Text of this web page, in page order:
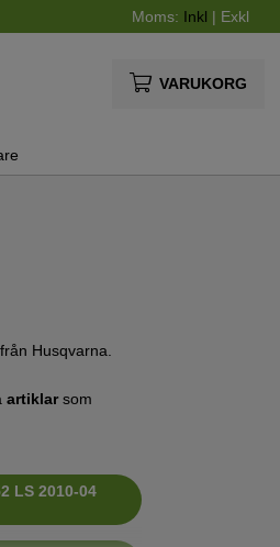
Moms: Inkl | Exkl
VARUKORG
från Husqvarna.
artiklarsom
LS 2010-04